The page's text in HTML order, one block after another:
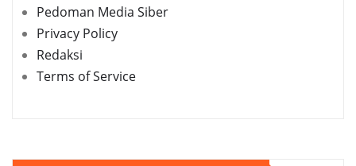
Pedoman Media Siber
Privacy Policy
Redaksi
Terms of Service